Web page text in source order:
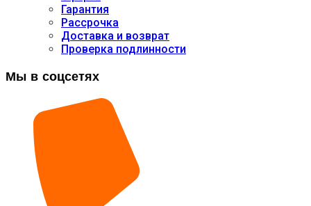
Гарантия
Рассрочка
Доставка и возврат
Проверка подлинности
Мы в соцсетях